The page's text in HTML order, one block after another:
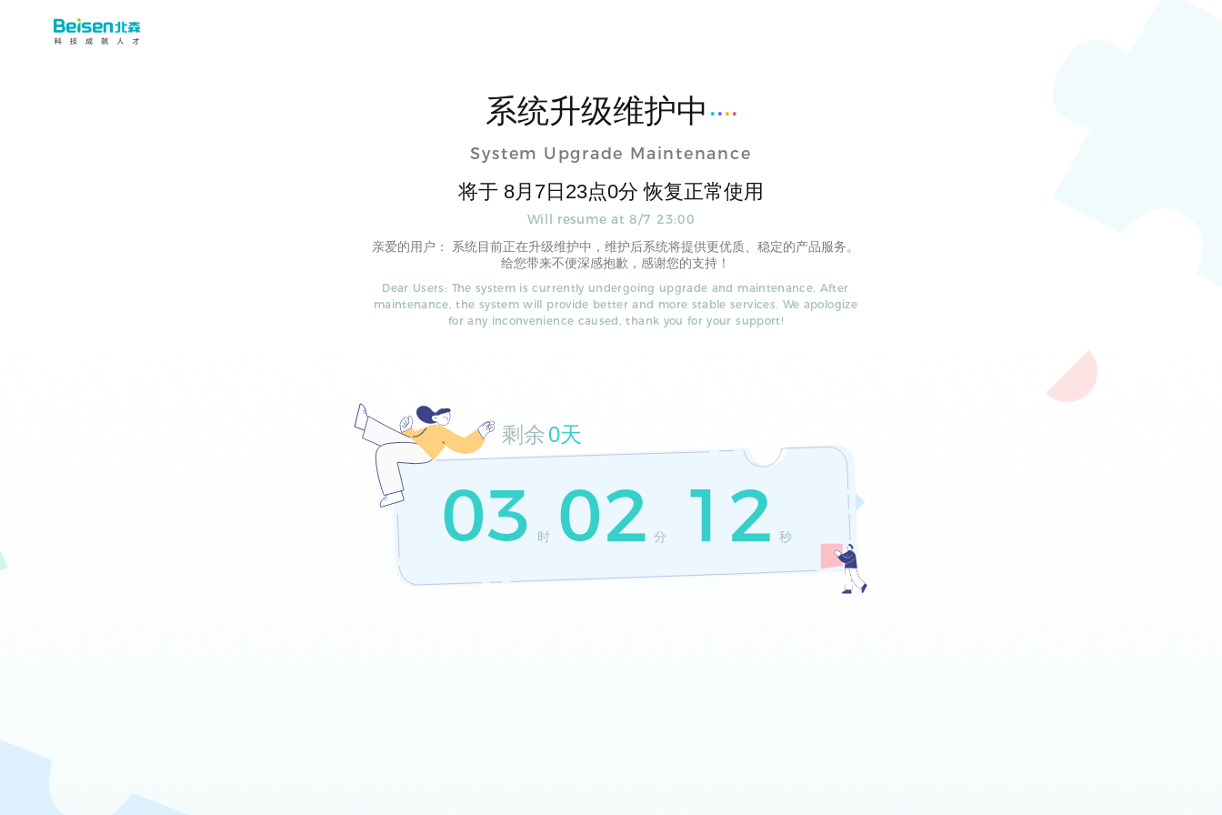
系统升级维护中
System Upgrade Maintenance
将于 8月 7日 23点0分 恢复正常使用
Will resume at8/7 23:00
亲爱的用户： 系统目前正在升级维护中，维护后系统将提供更优质、稳定的产品服务。
给您带来不便深感抱歉，感谢您的支持！
Dear Users: The system is currently undergoing upgrade and maintenance. After
maintenance, the system will provide better and more stable services. We apologize
for any inconvenience caused, thank you for your support!
剩余0天
03 时 02 分 12 秒